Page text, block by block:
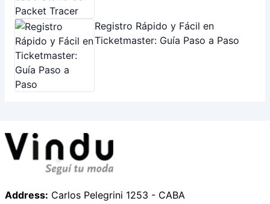
Registro Rápido y Fácil en
Ticketmaster: Guía Paso a Paso
Address: Carlos Pelegrini 1253 - CABA